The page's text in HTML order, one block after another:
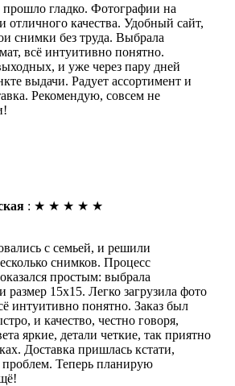
прошло гладко. Фотографии на
отличного качества. Удобный сайт,
снимки без труда. Выбрала
всё интуитивно понятно.
и уже через пару дней
выдачи. Радует ассортимент и
Рекомендую, совсем не
: ★ ★ ★ ★ ★
с семьей, и решили
снимков. Процесс
простым: выбрала
размер 15х15. Легко загрузила фото
интуитивно понятно. Заказ был
и качество, честно говоря,
яркие, детали четкие, так приятно
Доставка пришлась кстати,
проблем. Теперь планирую